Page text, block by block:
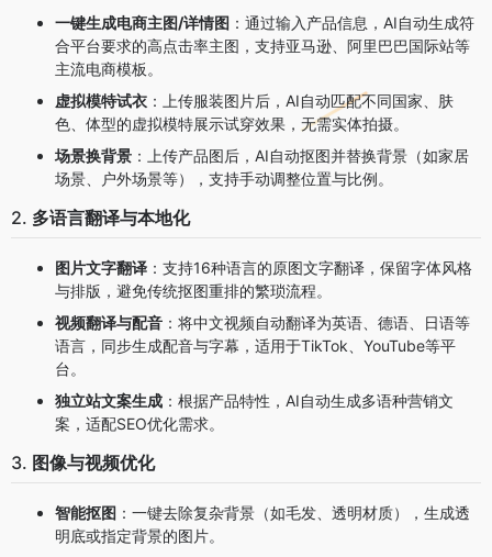
一键生成电商主图/详情图 ：通过输入产品信息，AI自动生成符
合平台要求的高点击率主图，支持亚马逊、阿里巴巴国际站等
主流电商模板。
虚拟模特试衣 ：上传服装图片后，AI自动匹配不同国家、肤
色、体型的虚拟模特展示试穿效果，无需实体拍摄。
场景换背景 ：上传产品图后，AI自动抠图并替换背景（如家居
场景、户外场景等），支持手动调整位置与比例。
2. 多语言翻译与本地化
图片文字翻译 ：支持16种语言的原图文字翻译，保留字体风格
与排版，避免传统抠图重排的繁琐流程。
视频翻译与配音 ：将中文视频自动翻译为英语、德语、日语等
语言，同步生成配音与字幕，适用于TikTok、YouTube等平
台。
独立站文案生成 ：根据产品特性，AI自动生成多语种营销文
案，适配SEO优化需求。
3. 图像与视频优化
智能抠图 ：一键去除复杂背景（如毛发、透明材质），生成透
明底或指定背景的图片。